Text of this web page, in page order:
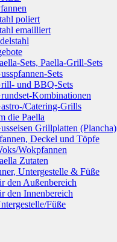
poliert
emailliert
Sets, Paella-Grill-Sets
Sets
und BBQ-Sets
Kombinationen
Catering-Grills
die Paella
Grillplatten (Plancha)
Deckel und Töpfe
Wokpfannen
Zutaten
Untergestelle & Füße
den Außenbereich
den Innenbereich
Füße